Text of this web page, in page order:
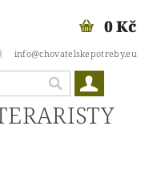
info@chovatelskepotreby.eu
0 Kč